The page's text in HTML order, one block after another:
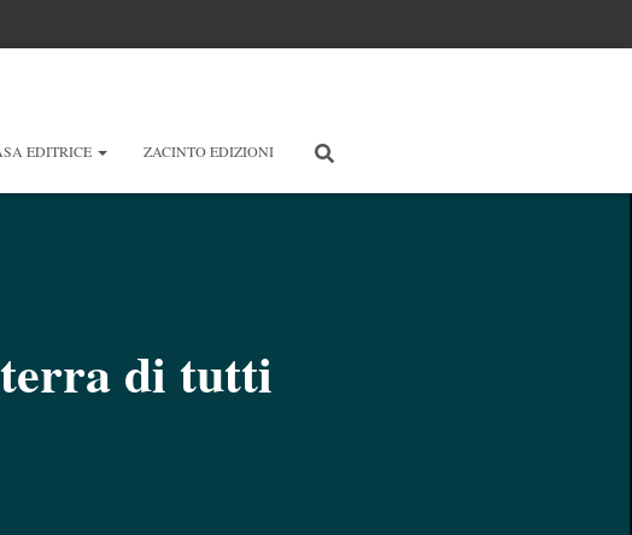
EDITRICE ZACINTO EDIZIONI
di tutti